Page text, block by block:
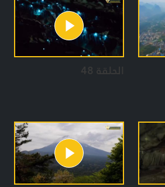
الحلقة 48